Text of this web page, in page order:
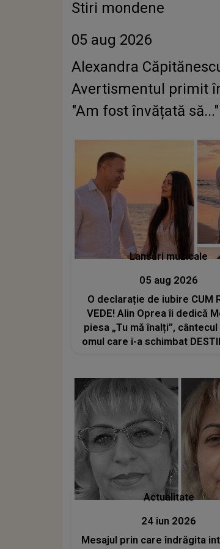
Stiri mondene
05 aug 2026
Alexandra
Avertismentul primit
"Am fost învățată să..."
Lansări muzicale
05 aug 2026
O declarație de iubire CUM
VEDE! Alin Oprea îi dedică
piesa „Tu mă înalți”,
omul care i-a schimbat
când omul din mine și-a
pacea"
Actualitate
24 iun 2026
Mesajul prin care îndrăgita